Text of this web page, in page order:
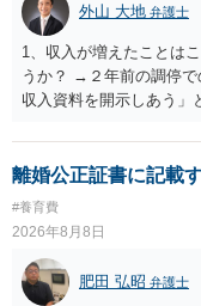
外山 大地 弁護士
1、収入が増えたことは
うか？ →２年前の調停で
収入資料を開示しあう」
合意した場合も収入証
定表は一つの目安に過ぎ
された金額と異なって
額となります。
離婚公正証書に記載
#養育費
2026年8月8日
肥田 弘昭 弁護士